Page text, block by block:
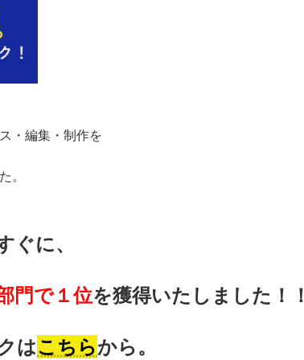
・編集・制作を
。
ぐに、
門で１位を獲得いたしました！！
はこちらから。